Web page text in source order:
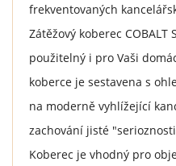
frekventovaných
Zátěžový koberec
použitelný i pro Vaši
koberce je sestavena s
na moderně vyhlížející
zachování jisté
Koberec je vhodný pro